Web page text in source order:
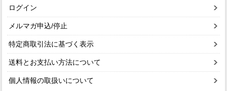
ログイン
メルマガ申込/停止
特定商取引法に基づく表示
送料とお支払い方法について
個人情報の取扱いについて